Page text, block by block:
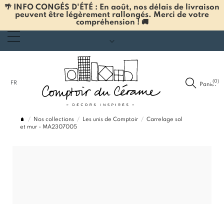
🌴 INFO CONGÉS D'ÉTÉ : En août, nos délais de livraison
peuvent être légèrement rallongés. Merci de votre
compréhension ! 🚚
FR Panier
(0)
Nos collections Les unis de Comptoir
Carrelage sol
et mur - MA2307005